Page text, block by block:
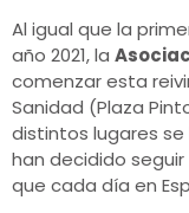
Al igual que la
año 2021, la
comenzar esta
Sanidad (Plaza
distintos lugares
han decidido
que cada día en